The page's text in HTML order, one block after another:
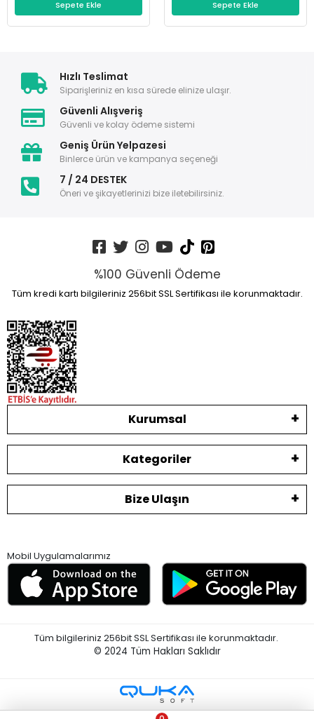
Sepete Ekle Sepete Ekle
Hızlı Teslimat
Siparişleriniz en kısa sürede elinize ulaşır.
Güvenli Alışveriş
Güvenli ve kolay ödeme sistemi
Geniş Ürün Yelpazesi
Binlerce ürün ve kampanya seçeneği
7 / 24 DESTEK
Öneri ve şikayetlerinizi bize iletebilirsiniz.
%100 Güvenli Ödeme
Tüm kredi kartı bilgileriniz 256bit SSL Sertifikası ile korunmaktadır.
Kurumsal
Kategoriler
Bize Ulaşın
Mobil Uygulamalarımız
Tüm bilgileriniz 256bit SSL Sertifikası ile korunmaktadır.
© 2024 Tüm Hakları Saklıdır